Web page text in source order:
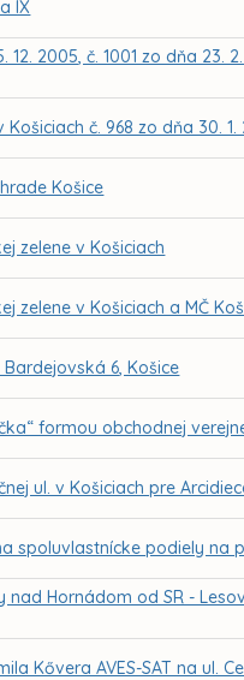
IX
2005, č. 1001 zo dňa 23.
č. 968 zo dňa 30. 1.
Košice
zelene v Košiciach
zelene v Košiciach a MČ
6, Košice
formou obchodnej
ul. v Košiciach pre
spoluvlastnícke podiely na
Hornádom od SR -
Kővera AVES-SAT na ul.